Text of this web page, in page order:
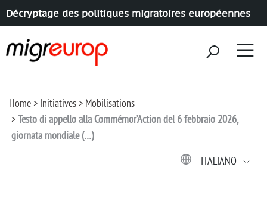
Décryptage des politiques migratoires européennes
Home Initiatives
Mobilisations
Testo di appello alla Commémor’Action del 6 febbraio 2026,
giornata mondiale (…)
ITALIANO